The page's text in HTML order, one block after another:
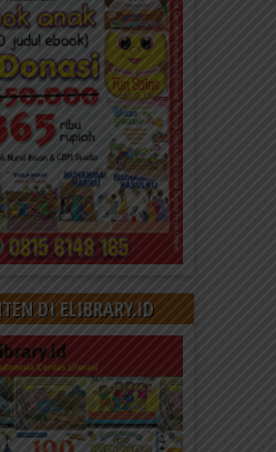
DI ELIBRARY.ID